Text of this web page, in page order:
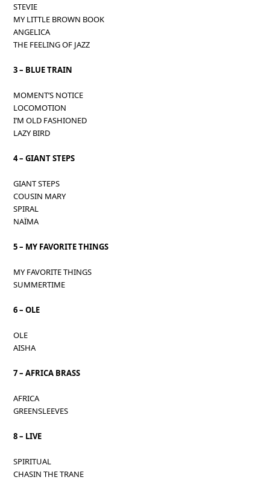
STEVIE
MY LITTLE BROWN BOOK
ANGELICA
THE FEELING OF JAZZ
3 – BLUE TRAIN
MOMENT’S NOTICE
LOCOMOTION
I’M OLD FASHIONED
LAZY BIRD
4 – GIANT STEPS
GIANT STEPS
COUSIN MARY
SPIRAL
NAÏMA
5 – MY FAVORITE THINGS
MY FAVORITE THINGS
SUMMERTIME
6 – OLE
OLE
AISHA
7 – AFRICA BRASS
AFRICA
GREENSLEEVES
8 – LIVE
SPIRITUAL
CHASIN THE TRANE